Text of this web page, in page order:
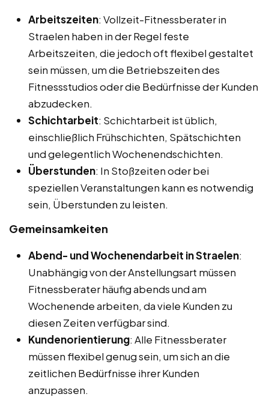
Arbeitszeiten: Vollzeit-Fitnessberater in
Straelen haben in der Regel feste
Arbeitszeiten, die jedoch oft flexibel gestaltet
sein müssen, um die Betriebszeiten des
Fitnessstudios oder die Bedürfnisse der Kunden
abzudecken.
Schichtarbeit: Schichtarbeit ist üblich,
einschließlich Frühschichten, Spätschichten
und gelegentlich Wochenendschichten.
Überstunden: In Stoßzeiten oder bei
speziellen Veranstaltungen kann es notwendig
sein, Überstunden zu leisten.
Gemeinsamkeiten
Abend- und Wochenendarbeit in Straelen:
Unabhängig von der Anstellungsart müssen
Fitnessberater häufig abends und am
Wochenende arbeiten, da viele Kunden zu
diesen Zeiten verfügbar sind.
Kundenorientierung: Alle Fitnessberater
müssen flexibel genug sein, um sich an die
zeitlichen Bedürfnisse ihrer Kunden
anzupassen.